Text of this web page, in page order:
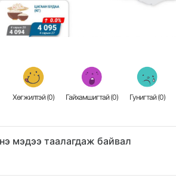
Хөгжилтэй (0) Гайхамшигтай (0) Гунигтай (0)
мэдээ таалагдаж байвал